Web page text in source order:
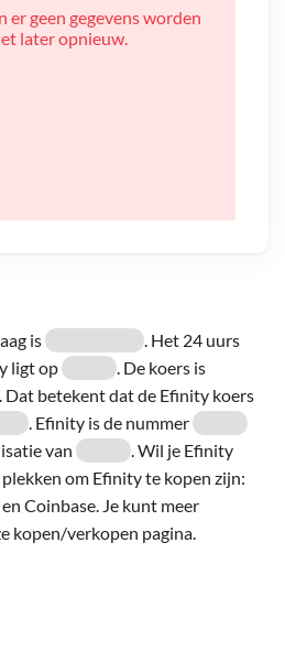
is
. Het 24 uurs
ligt op
. De koers is
. Dat betekent dat de Efinity koers
. Efinity is de nummer
van
. Wil je Efinity
om Efinity te kopen zijn:
Coinbase. Je kunt meer
kopen/verkopen pagina.
er geen gegevens worden
later opnieuw.